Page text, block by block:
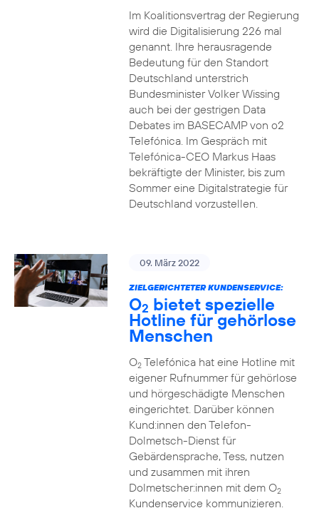
Im Koalitionsvertrag der Regierung
wird die Digitalisierung 226 mal
genannt. Ihre herausragende
Bedeutung für den Standort
Deutschland unterstrich
Bundesminister Volker Wissing
auch bei der gestrigen Data
Debates im BASECAMP von o2
Telefónica. Im Gespräch mit
Telefónica-CEO Markus Haas
bekräftigte der Minister, bis zum
Sommer eine Digitalstrategie für
Deutschland vorzustellen.
09. März 2022
ZIELGERICHTETER KUNDENSERVICE:
O2 bietet spezielle
Hotline für gehörlose
Menschen
O2Telefónica hat eine Hotline mit
eigener Rufnummer für gehörlose
und hörgeschädigte Menschen
eingerichtet. Darüber können
Kund:innen den Telefon-
Dolmetsch-Dienst für
Gebärdensprache, Tess, nutzen
und zusammen mit ihren
Dolmetscher:innen mit dem O2
Kundenservice kommunizieren.